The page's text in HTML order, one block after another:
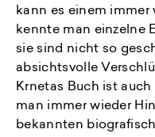
kann es einem immer
kennte man einzelne
sie sind nicht so
absichtsvolle
Krnetas Buch ist
man immer wieder
bekannten